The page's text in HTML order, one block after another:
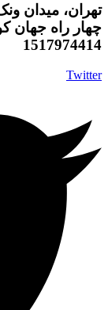
تهران، میدان
1517974414
Twitter